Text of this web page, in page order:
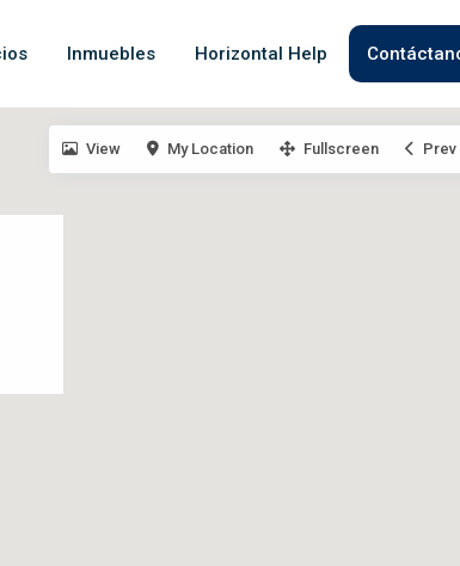
Inmuebles Horizontal Help
View My Location Fullscreen Prev